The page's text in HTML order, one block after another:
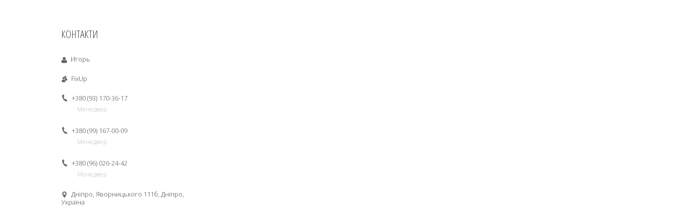
КОНТАКТИ
Игорь
FixUp
+380 (93) 170-36-17
Менеджер
+380 (99) 167-00-09
Менеджер
+380 (96) 026-24-42
Менеджер
Дніпро, Яворницького 111б, Дніпро,
Україна